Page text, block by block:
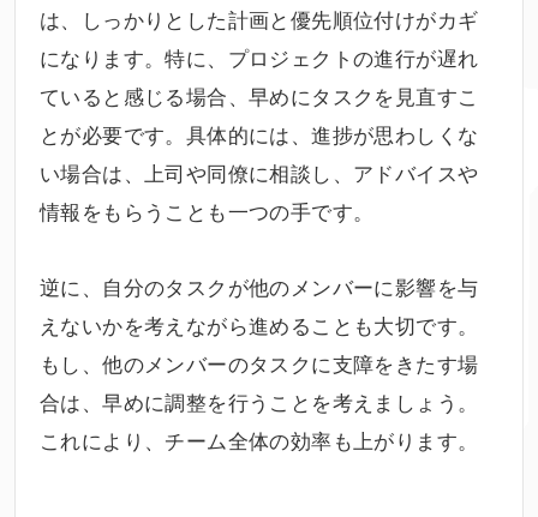
は、しっかりとした計画と優先順位付けがカギ
になります。特に、プロジェクトの進行が遅れ
ていると感じる場合、早めにタスクを見直すこ
とが必要です。具体的には、進捗が思わしくな
い場合は、上司や同僚に相談し、アドバイスや
情報をもらうことも一つの手です。
逆に、自分のタスクが他のメンバーに影響を与
えないかを考えながら進めることも大切です。
もし、他のメンバーのタスクに支障をきたす場
合は、早めに調整を行うことを考えましょう。
これにより、チーム全体の効率も上がります。